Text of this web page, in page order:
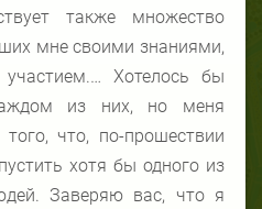
также множество
мне своими знаниями,
Хотелось бы
из них, но меня
что, по-прошествии
хотя бы одного из
Заверяю вас, что я